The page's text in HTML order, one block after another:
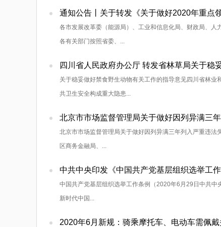
通知公告丨关于转发《关于做好2020年重点
各市发展改革委（能源局）、工业和信息化局、财政局、
各有关部门按照省委、...
四川省人民政府办公厅 转发省林草局关于稳
关于稳妥做好禁食野生动物有关工作的指导意见四川省林
共卫生安全构成重大隐患...
北京市市场监督管理局关于做好因列异满三
北京市市场监督管理局关于做好因列异满三年列入严重违
区商务金融局、...
中共中央印发《中国共产党基层组织选举工作
中国共产党基层组织选举工作条例（2020年6月29日中共
新时代中国...
2020年6月新规：骑乘摩托车、电动车需佩戴